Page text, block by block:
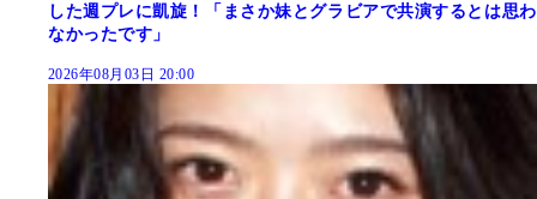
した週プレに凱旋！「まさか妹とグラビアで共演するとは思わ
なかったです」
2026年08月03日 20:00